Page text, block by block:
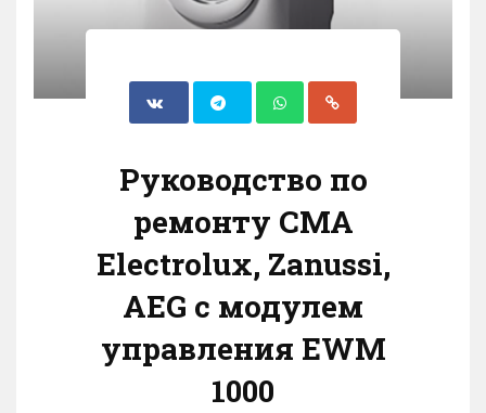
Руководство по
ремонту СМА
Electrolux, Zanussi,
AEG с модулем
управления EWM
1000